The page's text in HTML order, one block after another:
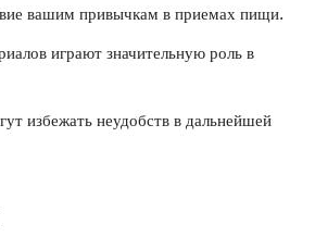
вашим привычкам в приемах пищи.
играют значительную роль в
избежать неудобств в дальнейшей